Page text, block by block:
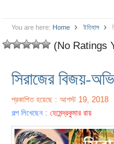
You are here: Home ইতিহাস
(No Ratings
সিরাজের বিজয়-
প্রকাশিত হয়েছে : আগস্ট 19, 2018
গল্প লিখেছেন :হেমেন্দ্রকুমার রায়